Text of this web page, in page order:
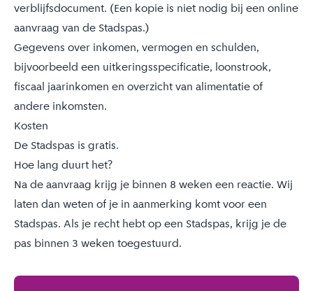
verblijfsdocument. (Een kopie is niet nodig bij een online
aanvraag van de Stadspas.)
Gegevens over inkomen, vermogen en schulden,
bijvoorbeeld een uitkeringsspecificatie, loonstrook,
fiscaal jaarinkomen en overzicht van alimentatie of
andere inkomsten.
Kosten
De Stadspas is gratis.
Hoe lang duurt het?
Na de aanvraag krijg je binnen 8 weken een reactie. Wij
laten dan weten of je in aanmerking komt voor een
Stadspas. Als je recht hebt op een Stadspas, krijg je de
pas binnen 3 weken toegestuurd.